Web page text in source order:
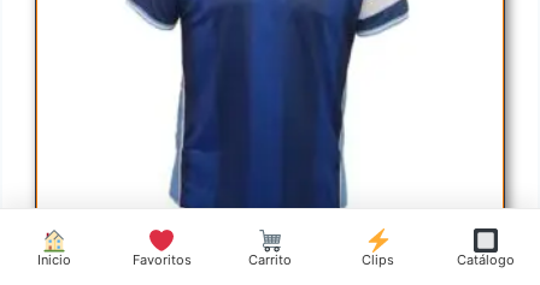
Inicio Favoritos Carrito Clips Catálogo